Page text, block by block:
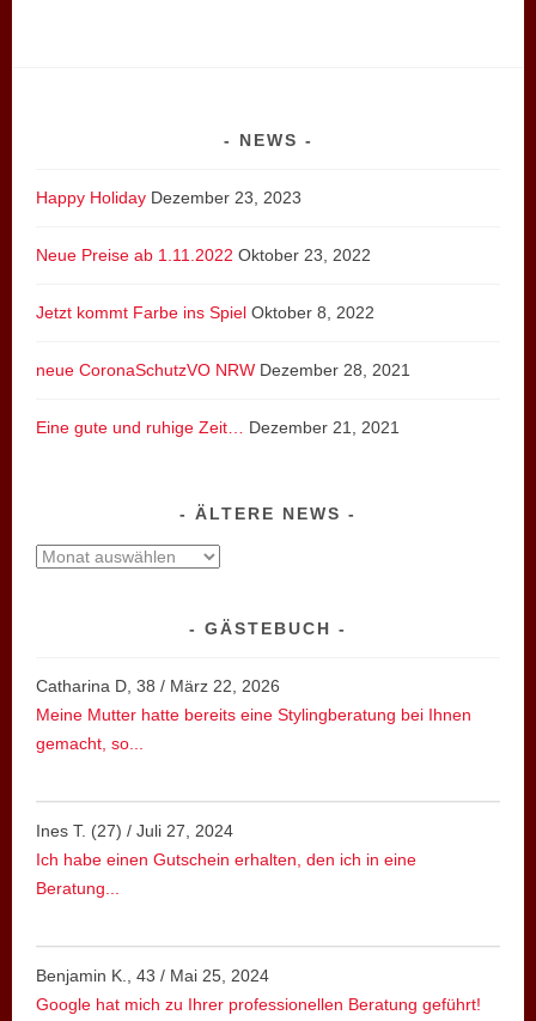
NEWS
Happy Holiday Dezember 23, 2023
Neue Preise ab 1.11.2022 Oktober 23, 2022
Jetzt kommt Farbe ins Spiel Oktober 8, 2022
neue CoronaSchutzVO NRW Dezember 28, 2021
Eine gute und ruhige Zeit… Dezember 21, 2021
ÄLTERE NEWS
ältere
GÄSTEBUCH
Catharina D, 38 / März 22, 2026
Meine Mutter hatte bereits eine Stylingberatung bei Ihnen
gemacht, so...
Ines T. (27) /Juli 27, 2024
Ich habe einen Gutschein erhalten, den ich in eine
Beratung...
Benjamin K., 43 / Mai 25, 2024
Google hat mich zu Ihrer professionellen Beratung geführt!